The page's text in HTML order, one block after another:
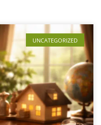
UNCATEGORIZED